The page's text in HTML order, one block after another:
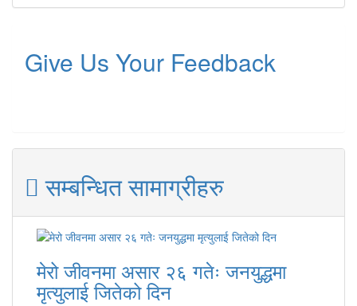
Give Us Your Feedback
सम्बन्धित सामाग्रीहरु
मेरो जीवनमा असार २६ गतेः जनयुद्धमा
मृत्युलाई जितेको दिन